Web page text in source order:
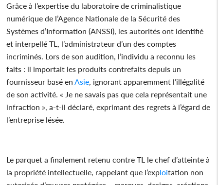
Grâce à l’expertise du laboratoire de criminalistique
numérique de l’Agence Nationale de la Sécurité des
Systèmes d’Information (ANSSI), les autorités ont identifié
et interpellé TL, l’administrateur d’un des comptes
incriminés. Lors de son audition, l’individu a reconnu les
faits : il importait les produits contrefaits depuis un
fournisseur basé en Asie , ignorant apparemment l’illégalité
de son activité. « Je ne savais pas que cela représentait une
infraction », a-t-il déclaré, exprimant des regrets à l’égard de
l’entreprise lésée.
Le parquet a finalement retenu contre TL le chef d’atteinte à
la propriété intellectuelle, rappelant que l’exploitation non